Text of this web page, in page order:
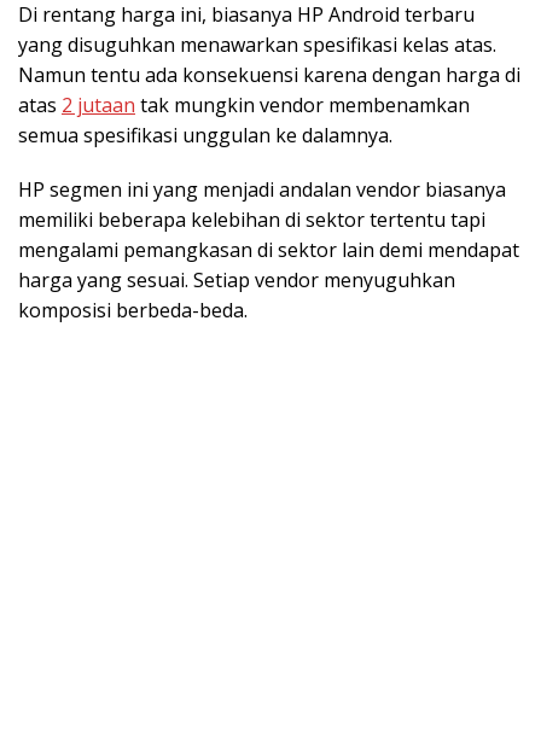
Di rentang harga ini, biasanya HP Android terbaru
yang disuguhkan menawarkan spesifikasi kelas atas.
Namun tentu ada konsekuensi karena dengan harga di
atas 2 jutaan tak mungkin vendor membenamkan
semua spesifikasi unggulan ke dalamnya.
HP segmen ini yang menjadi andalan vendor biasanya
memiliki beberapa kelebihan di sektor tertentu tapi
mengalami pemangkasan di sektor lain demi mendapat
harga yang sesuai. Setiap vendor menyuguhkan
komposisi berbeda-beda.